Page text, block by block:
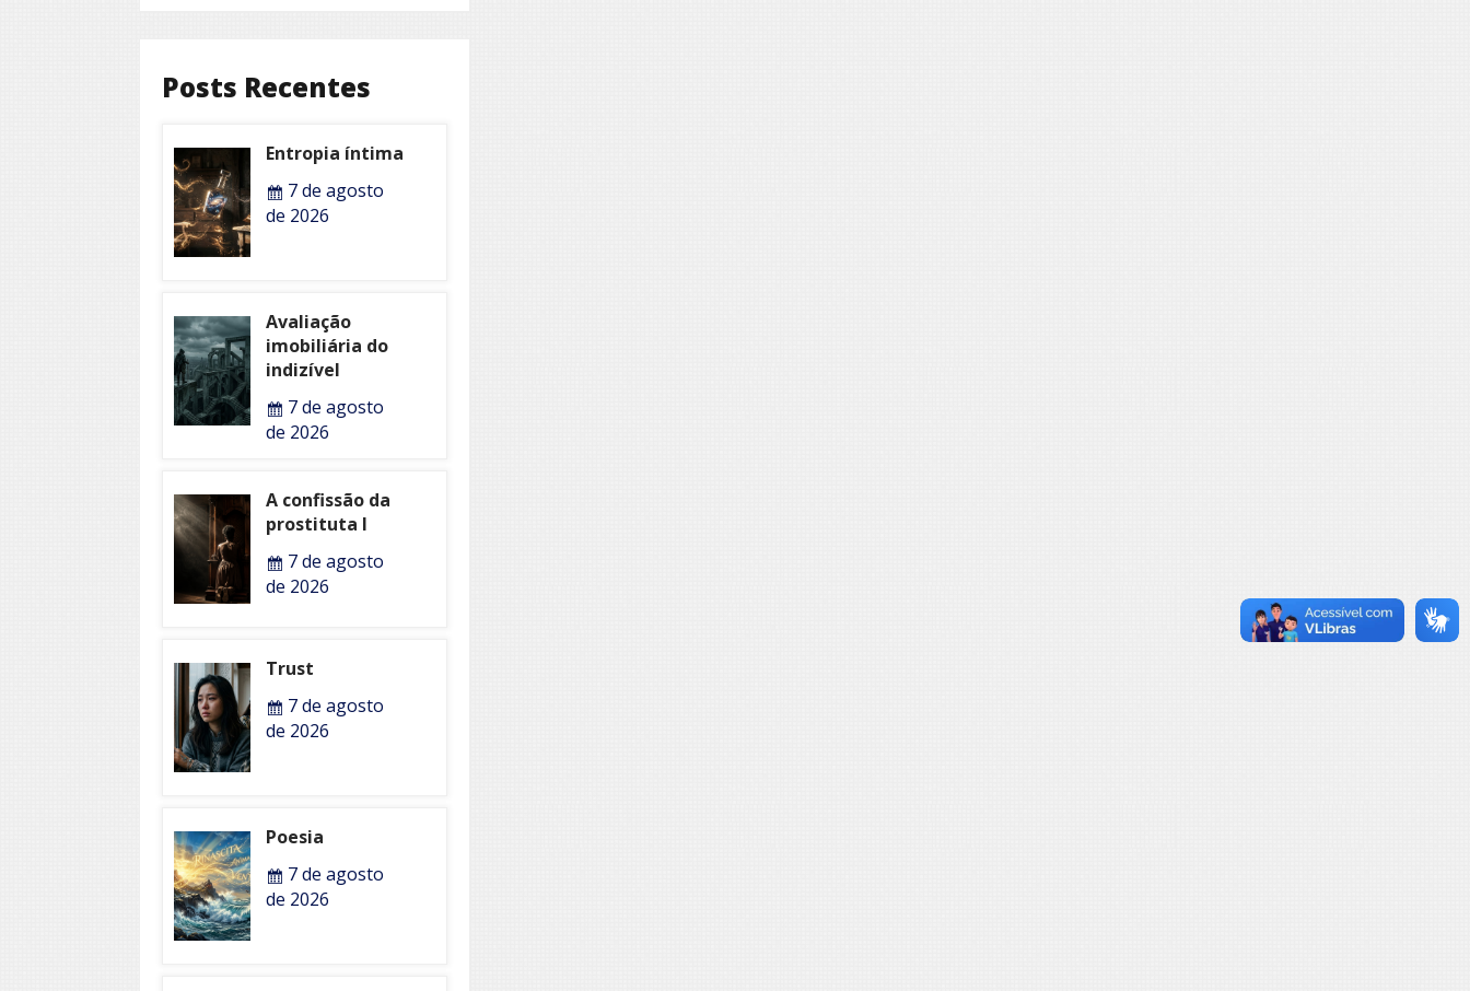
Posts Recentes
Entropia íntima
7 de agosto
de 2026
Avaliação
imobiliária do
indizível
7 de agosto
de 2026
A confissão da
prostituta I
7 de agosto
de 2026
Trust
7 de agosto
de 2026
Poesia
7 de agosto
de 2026